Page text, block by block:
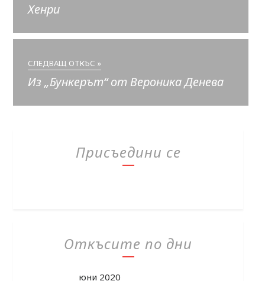
Хенри
СЛЕДВАЩ ОТКЪС »
Из „Бункерът“ от Вероника Денева
Присъедини се
Откъсите по дни
юни 2020